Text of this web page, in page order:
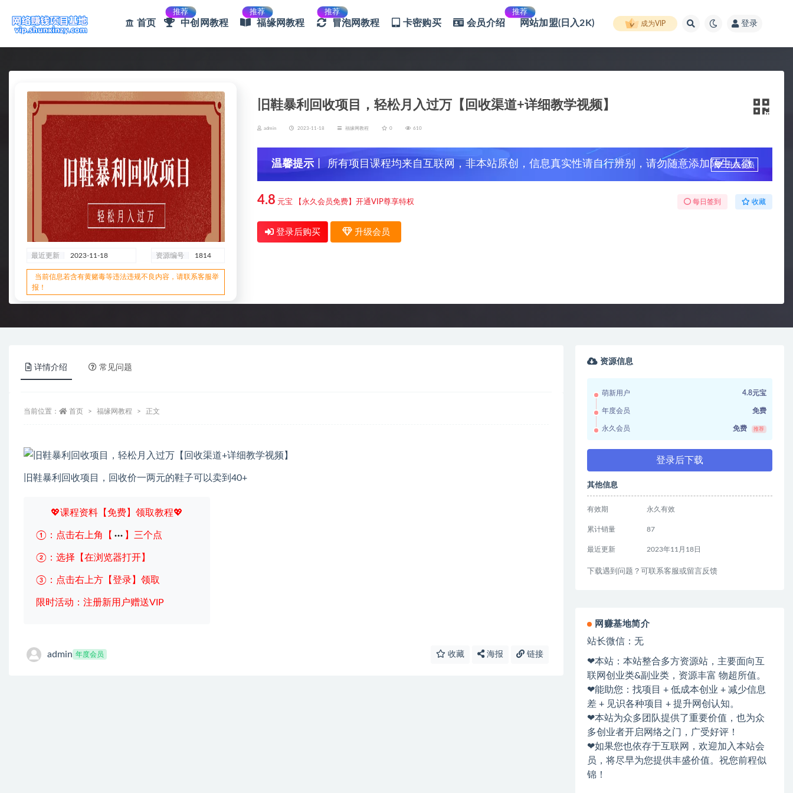
首页
推荐
中创网教程
推荐
福缘网教程
推荐
冒泡网教程 卡密购买 会员介绍
推荐
网站加盟(日入2K) 成为VIP 登录
最近更新 2023-11-18 资源编号 1814
当前信息若含有黄赌毒等违法违规不良内容，请联系客服举
报！
旧鞋暴利回收项目，轻松月入过万【回收渠道+详细教学视频】
admin 2023-11-18 福缘网教程 0 610
温馨提示 丨 所有项目课程均来自互联网，非本站原创，信息真实性请自行辨别，请勿随意添加陌生人微
信，谨防上当受骗！
升级会员
4.8 元宝 【永久会员免费】开通VIP尊享特权 每日签到 收藏
登录后购买 升级会员
详情介绍 常见问题
当前位置： 首页 福缘网教程 正文
旧鞋暴利回收项目，回收价一两元的鞋子可以卖到40+
💖课程资料【免费】领取教程💖
①：点击右上角【 】三个点
②：选择【在浏览器打开】
③：点击右上方【登录】领取
限时活动：注册新用户赠送VIP
admin 年度会员 收藏 海报 链接
资源信息
萌新用户 4.8元宝
年度会员 免费
永久会员 免费 推荐
登录后下载
其他信息
有效期 永久有效
累计销量 87
最近更新 2023年11月18日
下载遇到问题？可联系客服或留言反馈
网赚基地简介
站长微信：无
❤本站：本站整合多方资源站，主要面向互
联网创业类&副业类，资源丰富 物超所值。
❤能助您：找项目 + 低成本创业 + 减少信息
差 + 见识各种项目 + 提升网创认知。
❤本站为众多团队提供了重要价值，也为众
多创业者开启网络之门，广受好评！
❤如果您也依存于互联网，欢迎加入本站会
员，将尽早为您提供丰盛价值。祝您前程似
锦！